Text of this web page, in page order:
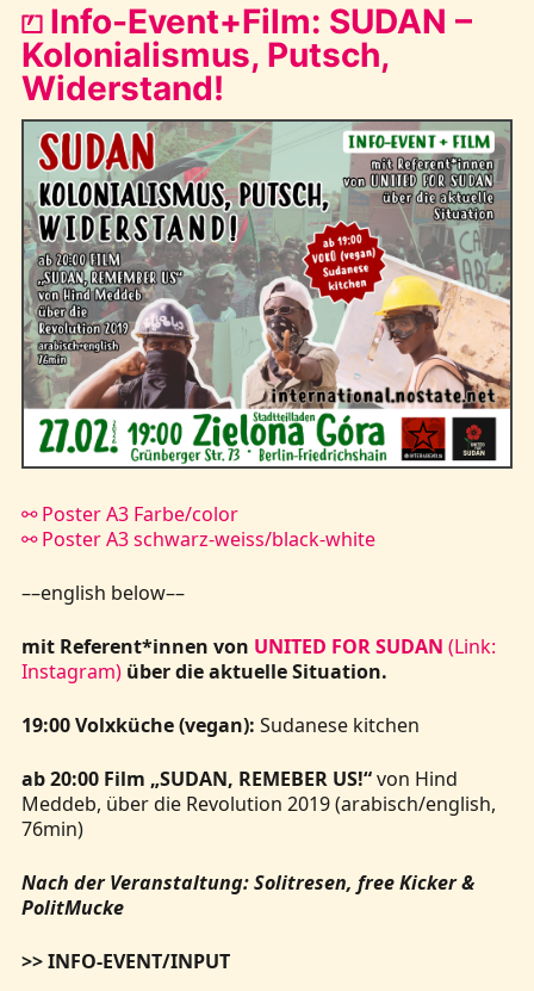
⏍ Info-Event+Film: SUDAN –
Kolonialismus, Putsch,
Widerstand!
⚯ Poster A3 Farbe/color
⚯ Poster A3 schwarz-weiss/black-white
––english below––
mit Referent*innen von UNITED FOR SUDAN (Link:
Instagram) über die aktuelle Situation.
19:00 Volxküche (vegan): Sudanese kitchen
ab 20:00 Film „SUDAN, REMEBER US!“von Hind
Meddeb, über die Revolution 2019 (arabisch/english,
76min)
Nach der Veranstaltung: Solitresen, free Kicker &
PolitMucke
>> INFO-EVENT/INPUT